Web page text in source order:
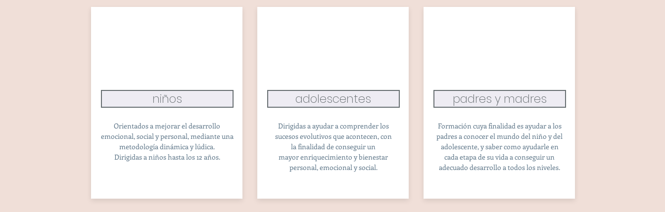
niños
Orientados a mejorar el desarrollo
emocional, social y personal, mediante una
metodología dinámica y lúdica.
Dirigidas a niños hasta los 12 años.
adolescentes
Dirigidas a ayudar a comprender los
sucesos evolutivos que acontecen, con
lafinalidad de conseguir un
mayor enriquecimiento y bienestar
personal, emocional y social.
padres y madres
Formación cuya finalidad es ayudar a los
padres a conocer el mundo del niño y del
adolescente, y saber como ayudarle en
cada etapa de su vida a conseguir un
adecuado desarrollo a todos los niveles.